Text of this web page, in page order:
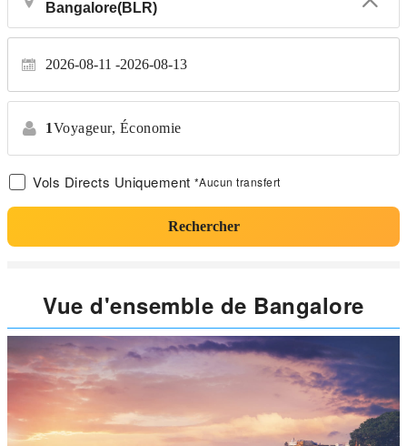
2026-08-11 2026-08-13
1Voyageur, Économie
Vols Directs Uniquement *Aucun transfert
Rechercher
Vue d'ensemble de Bangalore